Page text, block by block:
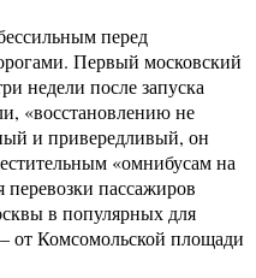
перед
Первый московский
недели после запуска
«восстановлению не
и привередливый, он
«омнибусам на
пассажиров
в популярных для
от Комсомольской площади